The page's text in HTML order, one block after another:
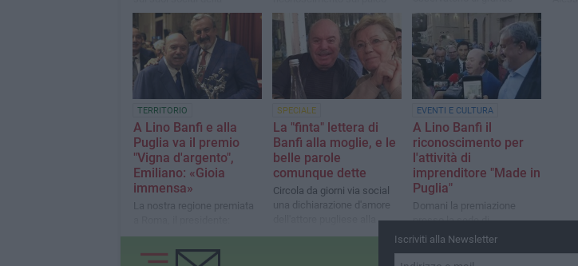
trasmissione "Chi l'ha
visto?"
del Petruzzelli
importanza anche per
incidere sulle scelte”
TERRITORIO
A Lino Banfi e alla
Puglia va il premio
"Vigna d'argento",
Emiliano: «Gioia
immensa»
La nostra regione premiata
«Occasione per creare un
ponte fra questa terra e la
capitale»
SPECIALE
La "finta" lettera di
Banfi alla moglie, e le
belle parole
comunque dette
Circola da giorni via social
una dichiarazione d'amore
consorte malata, le frasi
EVENTI E CULTURA
A Lino Banfi il
riconoscimento per
l'attività di
imprenditore "Made in
Puglia"
Domani la premiazione
presso la sede di
Confindustria a Barletta
Iscriviti alla Newsletter